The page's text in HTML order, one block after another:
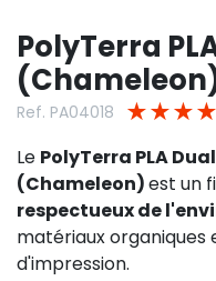
PolyTerra
Ref. PA04018 ★ ★ ★ ★
Le PolyTerra PLA
(Chameleon)est un
respectueux de
matériaux
d'impression.